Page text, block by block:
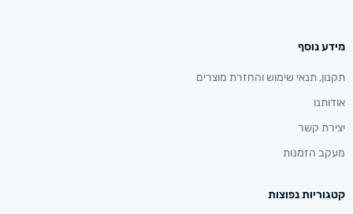
מידע נוסף
תקנון, תנאי שימוש והחזרת מוצרים
אודותנו
יצירת קשר
מעקב הזמנות
קטגוריות נפוצות